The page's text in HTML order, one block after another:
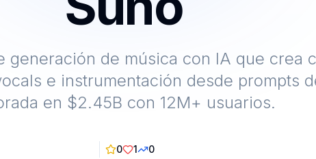
generación de música con IA que crea
e instrumentación desde prompts
en $2.45B con 12M+ usuarios.
0 1 0